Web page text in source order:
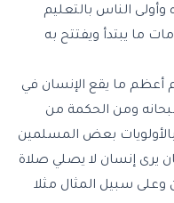
الناس بالتعليم
ما يبتدأ ويفتتح به
أعظم ما يقع الإنسان في
ومن الحكمة من
بعض المسلمين
يرى إنسان لا يصلي صلاة
سبيل المثال مثلا